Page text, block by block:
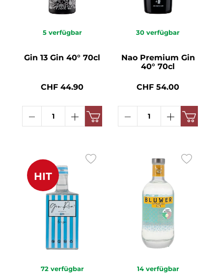
5 verfügbar
Gin 13 Gin 40° 70cl
CHF 44.90
30 verfügbar
Nao Premium Gin
40° 70cl
CHF 54.00
HIT
72 verfügbar 14 verfügbar